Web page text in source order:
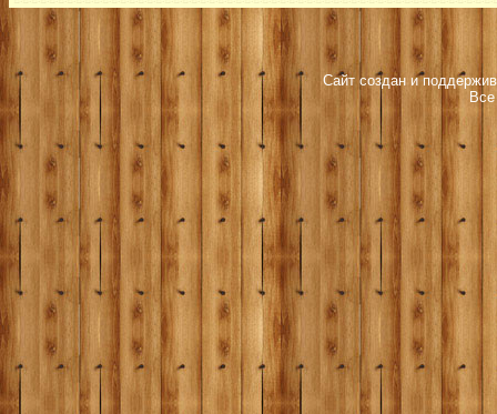
Сайт создан и